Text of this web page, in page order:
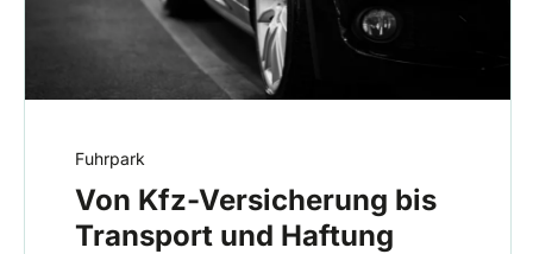
Fuhrpark
Von Kfz-Versicherung bis
Transport und Haftung